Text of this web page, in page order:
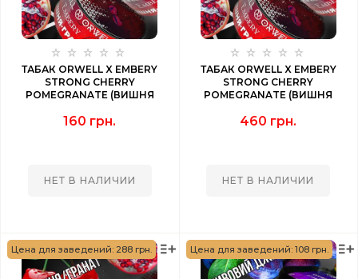
ТАБАК ORWELL X EMBERY
STRONG CHERRY
POMEGRANATE (ВИШНЯ
160 грн.
НЕТ В НАЛИЧИИ
ТАБАК ORWELL X EMBERY
STRONG CHERRY
POMEGRANATE (ВИШНЯ
460 грн.
НЕТ В НАЛИЧИИ
Цена для заведений: 288 грн. Цена для заведений: 108 грн.